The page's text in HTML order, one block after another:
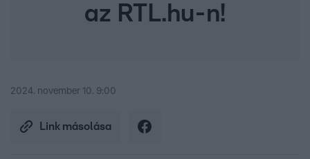
az RTL.hu-n!
2024. november 10. 9:00
Link másolása